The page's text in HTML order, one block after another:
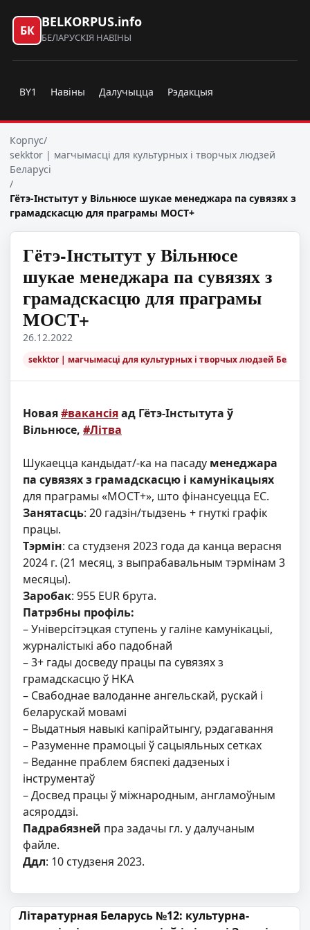
БК
BELKORPUS.info
БЕЛАРУСКІЯ НАВІНЫ
BY1 Навіны Далучыцца Рэдакцыя
Корпус/
sekktor | магчымасці для культурных і творчых людзей
Беларусі
/
Гётэ-Інстытут у Вільнюсе шукае менеджара па сувязях з
грамадскасцю для праграмы МОСТ+
Гётэ-Інстытут у Вільнюсе
шукае менеджара па сувязях з
грамадскасцю для праграмы
МОСТ+
26.12.2022
sekktor | магчымасці для культурных і творчых людзей
Новая#вакансіяад Гётэ-Інстытута ў
Вільнюсе, #Літва
Шукаецца кандыдат/-ка на пасаду менеджара
па сувязях з грамадскасцю і камунікацыях
для праграмы «МОСТ+», што фінансуецца ЕС.
Занятасць: 20 гадзін/тыдзень + гнуткі графік
працы.
Тэрмін: са студзеня 2023 года да канца верасня
2024 г. (21 месяц, з выпрабавальным тэрмінам 3
месяцы).
Заробак: 955 EUR брута.
Патрэбны профіль:
– Універсітэцкая ступень у галіне камунікацыі,
журналістыкі або падобнай
– 3+ гады досведу працы па сувязях з
грамадскасцю ў НКА
– Свабоднае валоданне ангельскай, рускай і
беларускай мовамі
– Выдатныя навыкі капірайтынгу, рэдагавання
– Разуменне прамоцыі ў сацыяльных сетках
– Веданне праблем бяспекі дадзеных і
інструментаў
– Досвед працы ў міжнародным, англамоўным
асяроддзі.
Падрабязней пра задачы гл. у далучаным
файле.
Ддл: 10 студзеня 2023.
Навігацыя па запісах
Літаратурная Беларусь №12: культурна-